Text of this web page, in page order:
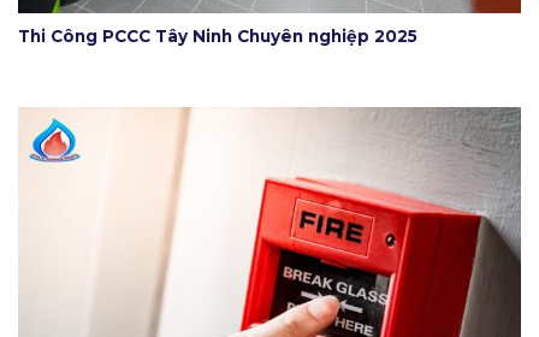
Thi Công PCCC Tây Ninh Chuyên nghiệp 2025